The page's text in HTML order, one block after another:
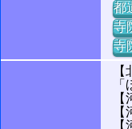
都
寺
寺